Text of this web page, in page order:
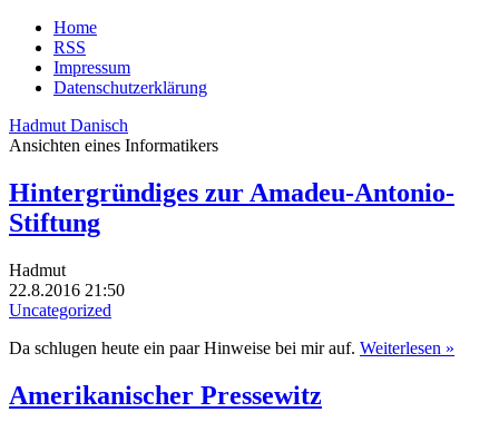
Home
RSS
Impressum
Datenschutzerklärung
Hadmut Danisch
Ansichten eines Informatikers
Hintergründiges zur Amadeu-Antonio-
Stiftung
Hadmut
22.8.2016 21:50
Uncategorized
Da schlugen heute ein paar Hinweise bei mir auf. Weiterlesen »
Amerikanischer Pressewitz